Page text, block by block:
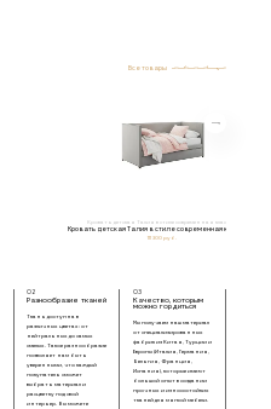
Все товары
Кровать детская Талия в стиле современная классика
Кровать детская Талия в стиле современная классика
111 300 руб.
02
Разнообразие тканей
Ткань доступна в
различных цветах: от
нейтральных до самых
смелых. Такое разнообразие
позволяет нам быть
уверенными, что каждый
покупатель сможет
выбрать материал и
расцветку под свой
интерьер. Вы можете
03
Качество, которым
можно гордиться
Мы получаем наш материал
от специализированных
фабрик из Китая, Турции и
Европы (Италия, Германия,
Бельгия, Франция,
Испания), которые имеют
большой опыт в создании
прочных и износостойких
тканей для мягкой мебели.